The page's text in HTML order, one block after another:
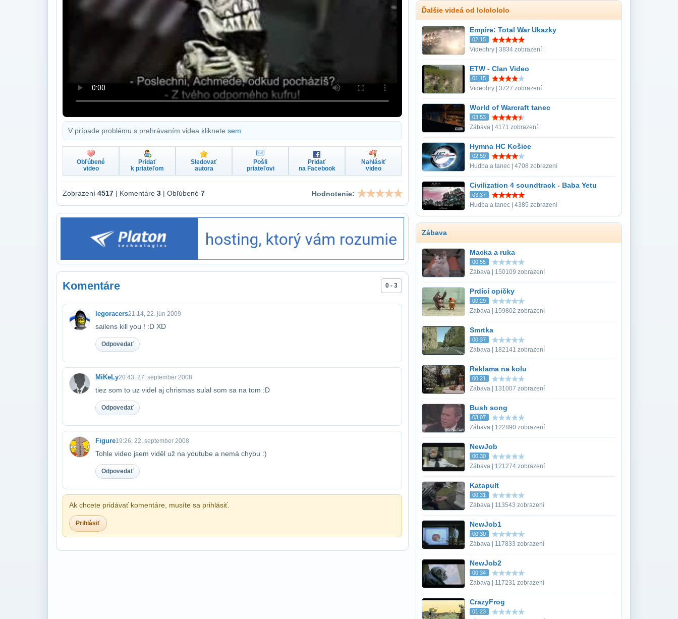
V prípade problému s prehrávaním videa kliknete sem
Obľúbené
video
Pridať
k priateľom
Sledovať
autora
Pošli
priateľovi
Pridať
na Facebook
Nahlásiť
video
Zobrazení 4517 | Komentáre 3 | Obľúbené 7 Hodnotenie:
Komentáre 0 - 3
legoracers21:14, 22. jún 2009
sailens kill you ! :D XD
Odpovedať
MiKeLy20:43, 27. september 2008
tiez som to uz videl aj chrismas sulal som sa na tom :D
Odpovedať
Figure19:26, 22. september 2008
Tohle video jsem viděl už na youtube a nemá chybu :)
Odpovedať
Ak chcete pridávať komentáre, musíte sa prihlásiť.
Prihlásiť
Ďalšie videá od lololololo
Empire: Total War Ukazky
02:15
Videohry | 3834 zobrazení
ETW - Clan Video
01:15
Videohry | 3727 zobrazení
World of Warcraft tanec
03:53
Zábava | 4171 zobrazení
Hymna HC Košice
02:59
Hudba a tanec | 4708 zobrazení
Civilization 4 soundtrack - Baba Yetu
03:37
Hudba a tanec | 4385 zobrazení
Zábava
Macka a ruka
00:55
Zábava | 150109 zobrazení
Prdící opičky
00:29
Zábava | 159802 zobrazení
Smrtka
00:37
Zábava | 182141 zobrazení
Reklama na kolu
00:21
Zábava | 131007 zobrazení
Bush song
03:07
Zábava | 122890 zobrazení
NewJob
00:30
Zábava | 121274 zobrazení
Katapult
00:31
Zábava | 113543 zobrazení
NewJob1
00:30
Zábava | 117833 zobrazení
NewJob2
00:34
Zábava | 117231 zobrazení
CrazyFrog
01:23